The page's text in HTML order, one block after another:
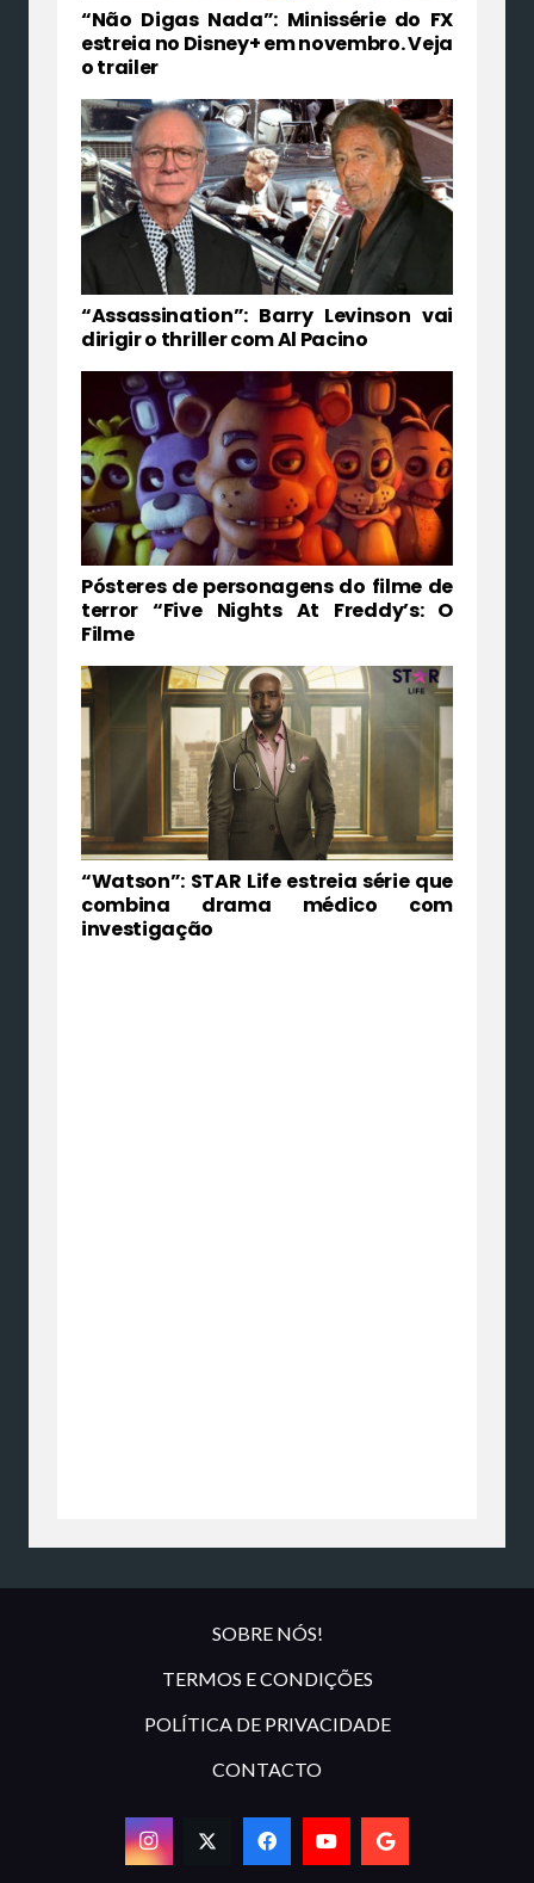
“Não Digas Nada”: Minissérie do FX
estreia no Disney+ em novembro. Veja
o trailer
“Assassination”: Barry Levinson vai
dirigir o thriller com Al Pacino
Pósteres de personagens do filme de
terror “Five Nights At Freddy’s: O
Filme
“Watson”: STAR Life estreia série que
combina drama médico com
investigação
SOBRE NÓS!
TERMOS E CONDIÇÕES
POLÍTICA DE PRIVACIDADE
CONTACTO